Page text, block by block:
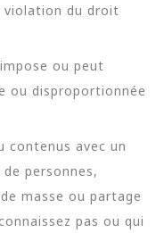
violation du droit
ou peut
ou disproportionnée
contenus avec un
personnes,
masse ou partage
pas ou qui